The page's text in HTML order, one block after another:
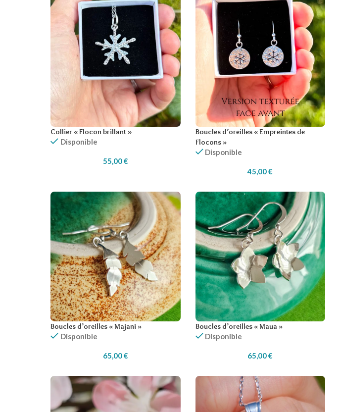
Collier « Flocon brillant »
Disponible
55,00€
Boucles d’oreilles « Empreintes de
Flocons »
Disponible
45,00€
Boucles d’oreilles « Majani »
Disponible
65,00€
Boucles d’oreilles « Maua »
Disponible
65,00€